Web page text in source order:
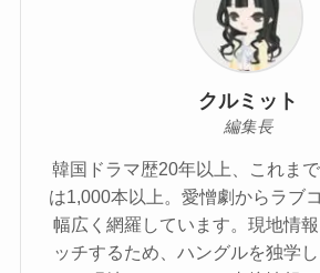
クルミット
編集長
韓国ドラマ歴20年以上、これま
は1,000本以上。愛憎劇からラブ
幅広く網羅しています。現地情
ッチするため、ハングルを独学